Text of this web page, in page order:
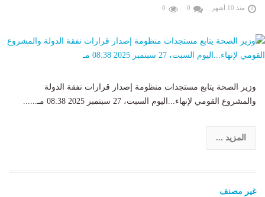
منذ 10 أشهر 0
0
وزير الصحة يتابع مستجدات منظومة إصدار قرارات نفقة الدولة
والمشروع القومي لإنهاء...اليوم السبت، 27 سبتمبر 2025 08:38 مـ......
المزيد ...
غير مصنف